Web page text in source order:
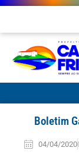
Boletim
04/04/2020